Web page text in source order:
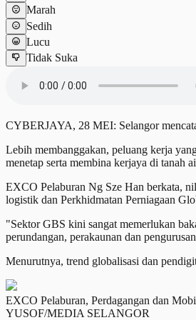
Marah
Sedih
Lucu
Tidak Suka
CYBERJAYA, 28 MEI: Selangor
Lebih membanggakan, peluang kerja
menetap serta membina kerjaya di tanah
EXCO Pelaburan Ng Sze Han berkata,
logistik dan Perkhidmatan Perniagaan
"Sektor GBS kini sangat memerlukan
perundangan, perakaunan dan
Menurutnya, trend globalisasi dan
EXCO Pelaburan, Perdagangan dan
YUSOF/MEDIA SELANGOR